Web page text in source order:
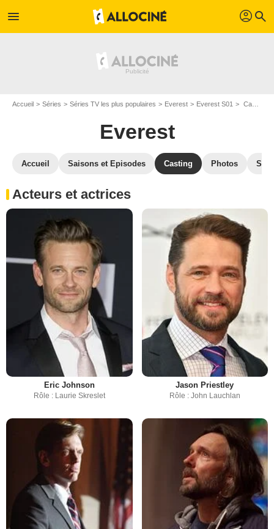
menu profil search
Accueil Séries Séries TV les plus populaires Everest Everest S01 Casting Everest S01
Everest
Accueil Saisons et Episodes Casting Photos
Acteurs et actrices
Eric Johnson
Rôle : Laurie Skreslet
Jason Priestley
Rôle : John Lauchlan